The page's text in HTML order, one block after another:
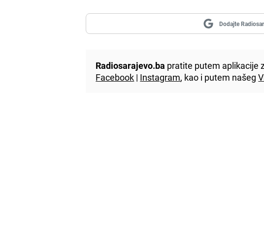
Dodajte
Radiosarajevo.ba pratite putem aplikacije
Facebook | Instagram, kao i putem našeg